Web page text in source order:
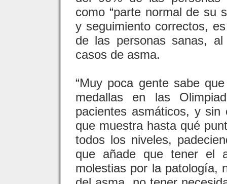
como “parte normal de su
y seguimiento correctos,
de las personas sanas,
casos de asma.
“Muy poca gente sabe
medallas en las
pacientes asmáticos, y
que muestra hasta qué
todos los niveles,
que añade que tener el
molestias por la patología,